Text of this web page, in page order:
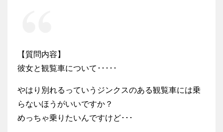
【質問内容】
彼女と観覧車について･････
やはり別れるっていうジンクスのある観覧車には乗
らないほうがいいですか？
めっちゃ乗りたいんですけど･･･